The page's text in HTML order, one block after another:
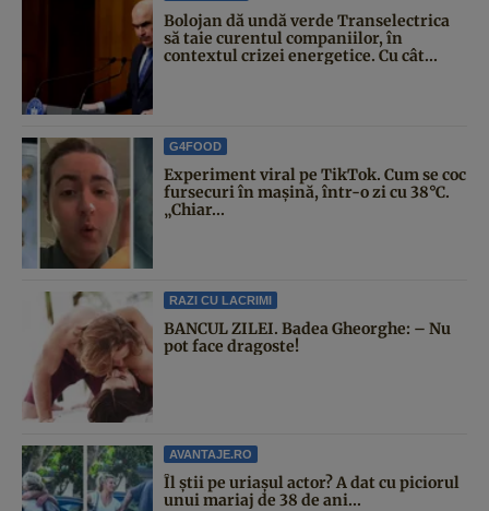
Bolojan dă undă verde Transelectrica
să taie curentul companiilor, în
contextul crizei energetice. Cu cât...
G4FOOD
Experiment viral pe TikTok. Cum se coc
fursecuri în mașină, într-o zi cu 38°C.
„Chiar...
RAZI CU LACRIMI
BANCUL ZILEI. Badea Gheorghe: – Nu
pot face dragoste!
AVANTAJE.RO
Îl știi pe uriașul actor? A dat cu piciorul
unui mariaj de 38 de ani...